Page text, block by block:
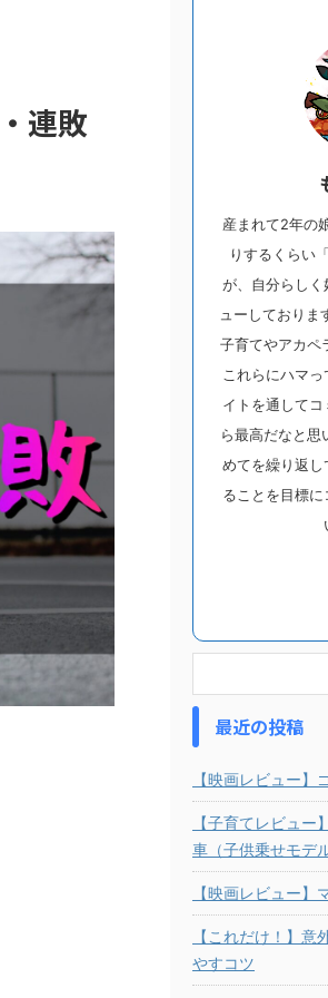
連敗
産まれて2年の
りするくらい
が、自分らし
ューしておりま
子育てやアカペ
これらにハマ
イトを通して
ら最高だなと思
めてを繰り返し
ることを目標
最近の投稿
【映画レビュー】
【子育てレビュ
車（子供乗せモデル
【映画レビュー】
【これだけ！】
やすコツ